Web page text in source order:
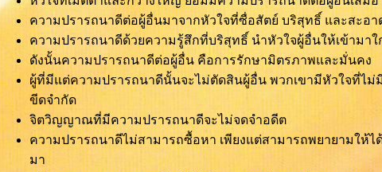
ความปรารถนาดีต่อผู้อื่นมาจากหัวใจที่ซื่อสัตย์ บริสุทธิ์ และสะอา
ความปรารถนาดีด้วยความรู้สึกที่บริสุทธิ์ นำหัวใจผู้อื่นให้เข้ามาใ
ดังนั้นความปรารถนาดีต่อผู้อื่น คือการรักษามิตรภาพและมั่นคง
ผู้ที่มีแต่ความปรารถนาดีนั้นจะไม่ตัดสินผู้อื่น พวกเขามีหัวใจที่ไม่
ขีดจำกัด
จิตวิญญาณที่มีความปรารถนาดีจะไม่จดจำอดีต
ความปรารถนาดีไม่สามารถซื้อหา เพียงแต่สามารถพยายามให้ไ
มา